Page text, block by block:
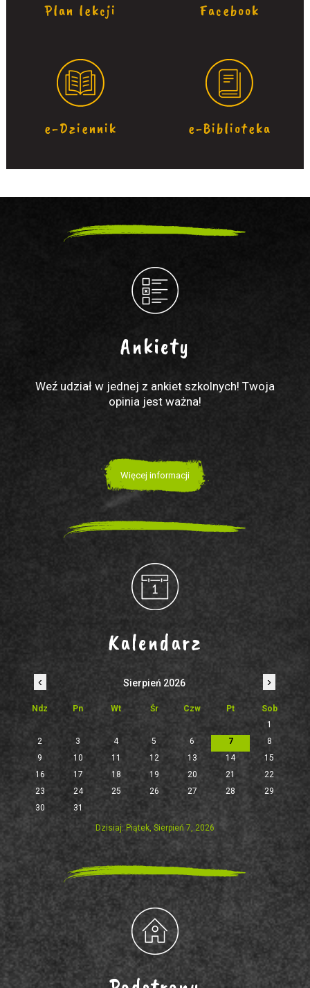
Plan lekcji Facebook
e-Dziennik e-Biblioteka
Ankiety
Weź udział w jednej z ankiet szkolnych! Twoja
opinia jest ważna!
Więcej informacji
Kalendarz
‹ Sierpień 2026 ›
Ndz Pn Wt Śr Czw Pt
Sob
1
2
3 4 5 6 7
8
9
10 11 12 13 14
15
16
17 18 19 20 21
22
23
24 25 26 27 28
29
30
31
Dzisiaj: Piątek, Sierpień 7, 2026